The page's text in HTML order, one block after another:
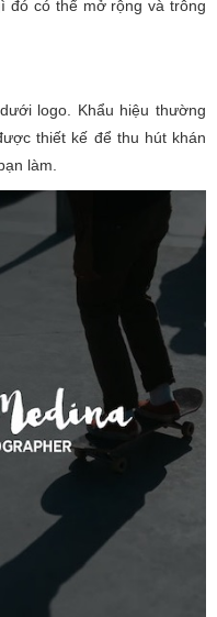
đó có thể mở rộng và trông
logo. Khẩu hiệu thường
thiết kế để thu hút khán
làm.